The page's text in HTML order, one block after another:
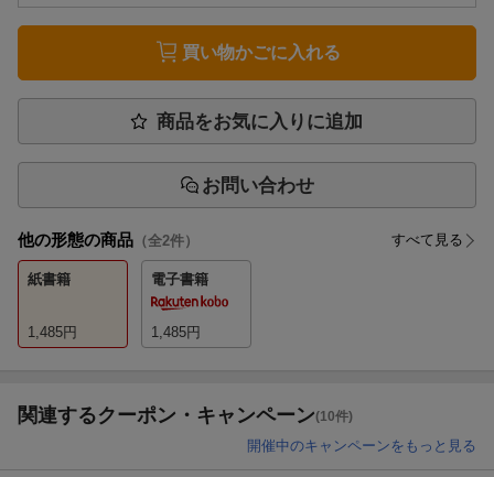
買い物かごに入れる
商品をお気に入りに追加
お問い合わせ
他の形態の商品 （全2件） すべて見る
紙書籍
1,485円
電子書籍
1,485円
関連するクーポン・キャンペーン(10件)
開催中のキャンペーンをもっと見る